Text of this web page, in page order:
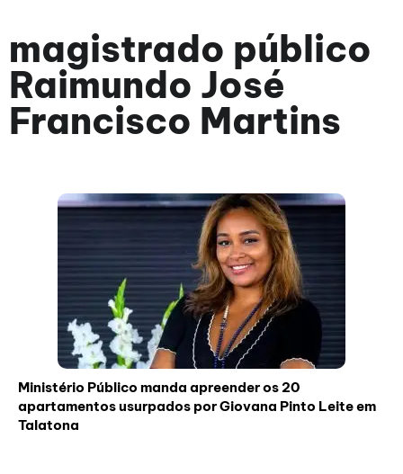
magistrado público
Raimundo José
Francisco Martins
Ministério Público manda apreender os 20
apartamentos usurpados por Giovana Pinto Leite em
Talatona